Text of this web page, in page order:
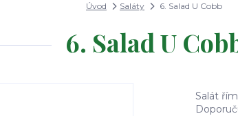
Úvod Saláty 6. Salad U Cobb
6. Salad U
Salát